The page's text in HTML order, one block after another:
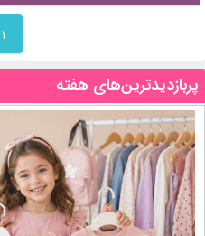
۱
پربازدیدترین‌های هفته